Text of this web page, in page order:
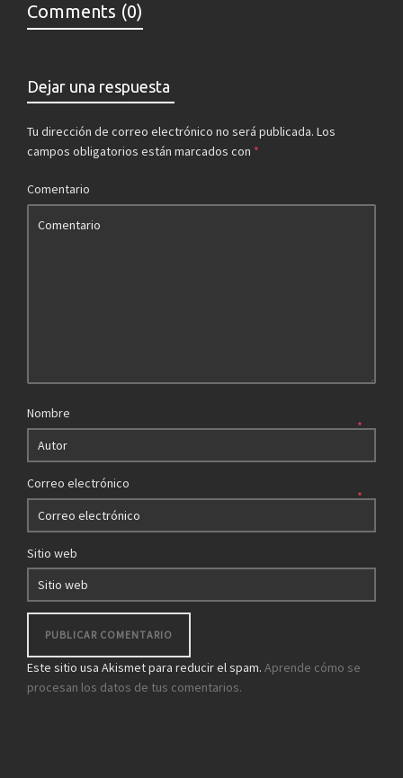
Comments (0)
Dejar una respuesta
Tu dirección de correo electrónico no será publicada. Los
campos obligatorios están marcados con *
Comentario
Nombre
*
Correo electrónico
*
Sitio web
Este sitio usa Akismet para reducir el spam. Aprende cómo se
procesan los datos de tus comentarios.